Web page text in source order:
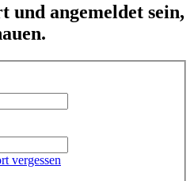
und angemeldet sein,
vergessen